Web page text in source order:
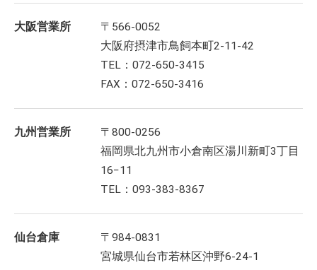
大阪営業所
〒566-0052
大阪府摂津市鳥飼本町2-11-42
TEL：072-650-3415
FAX：072-650-3416
九州営業所
〒800-0256
福岡県北九州市小倉南区湯川新町3丁目
16−11
TEL：093-383-8367
仙台倉庫
〒984-0831
宮城県仙台市若林区沖野6-24-1